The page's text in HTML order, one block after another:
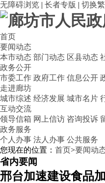
无障碍浏览 | 长者专版 | 切换
首页
要闻动态
本市动态 部门动态 区县动态
政务公开
市委工作 政府工作 信息公开
走进廊坊
城市综述 经济发展 城市名片
互动交流
领导信箱 网上信访 咨询投诉
政务服务
个人办事 法人办事 公共服务
您现在的位置： 首页>要闻动
省内要闻
邢台加速建设食品